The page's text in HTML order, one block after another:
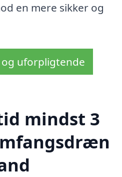
en mere sikker og
uforpligtende
mindst 3